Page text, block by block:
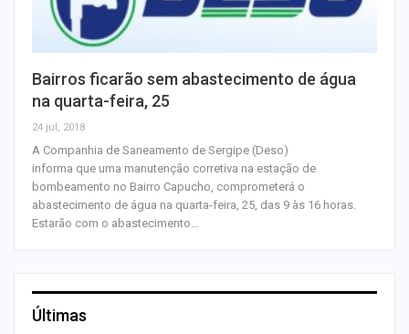
Bairros ficarão sem abastecimento de água
na quarta-feira, 25
24 jul, 2018
A Companhia de Saneamento de Sergipe (Deso)
informa que uma manutenção corretiva na estação de
bombeamento no Bairro Capucho, comprometerá o
abastecimento de água na quarta-feira, 25, das 9 às 16 horas.
Estarão com o abastecimento…
Últimas